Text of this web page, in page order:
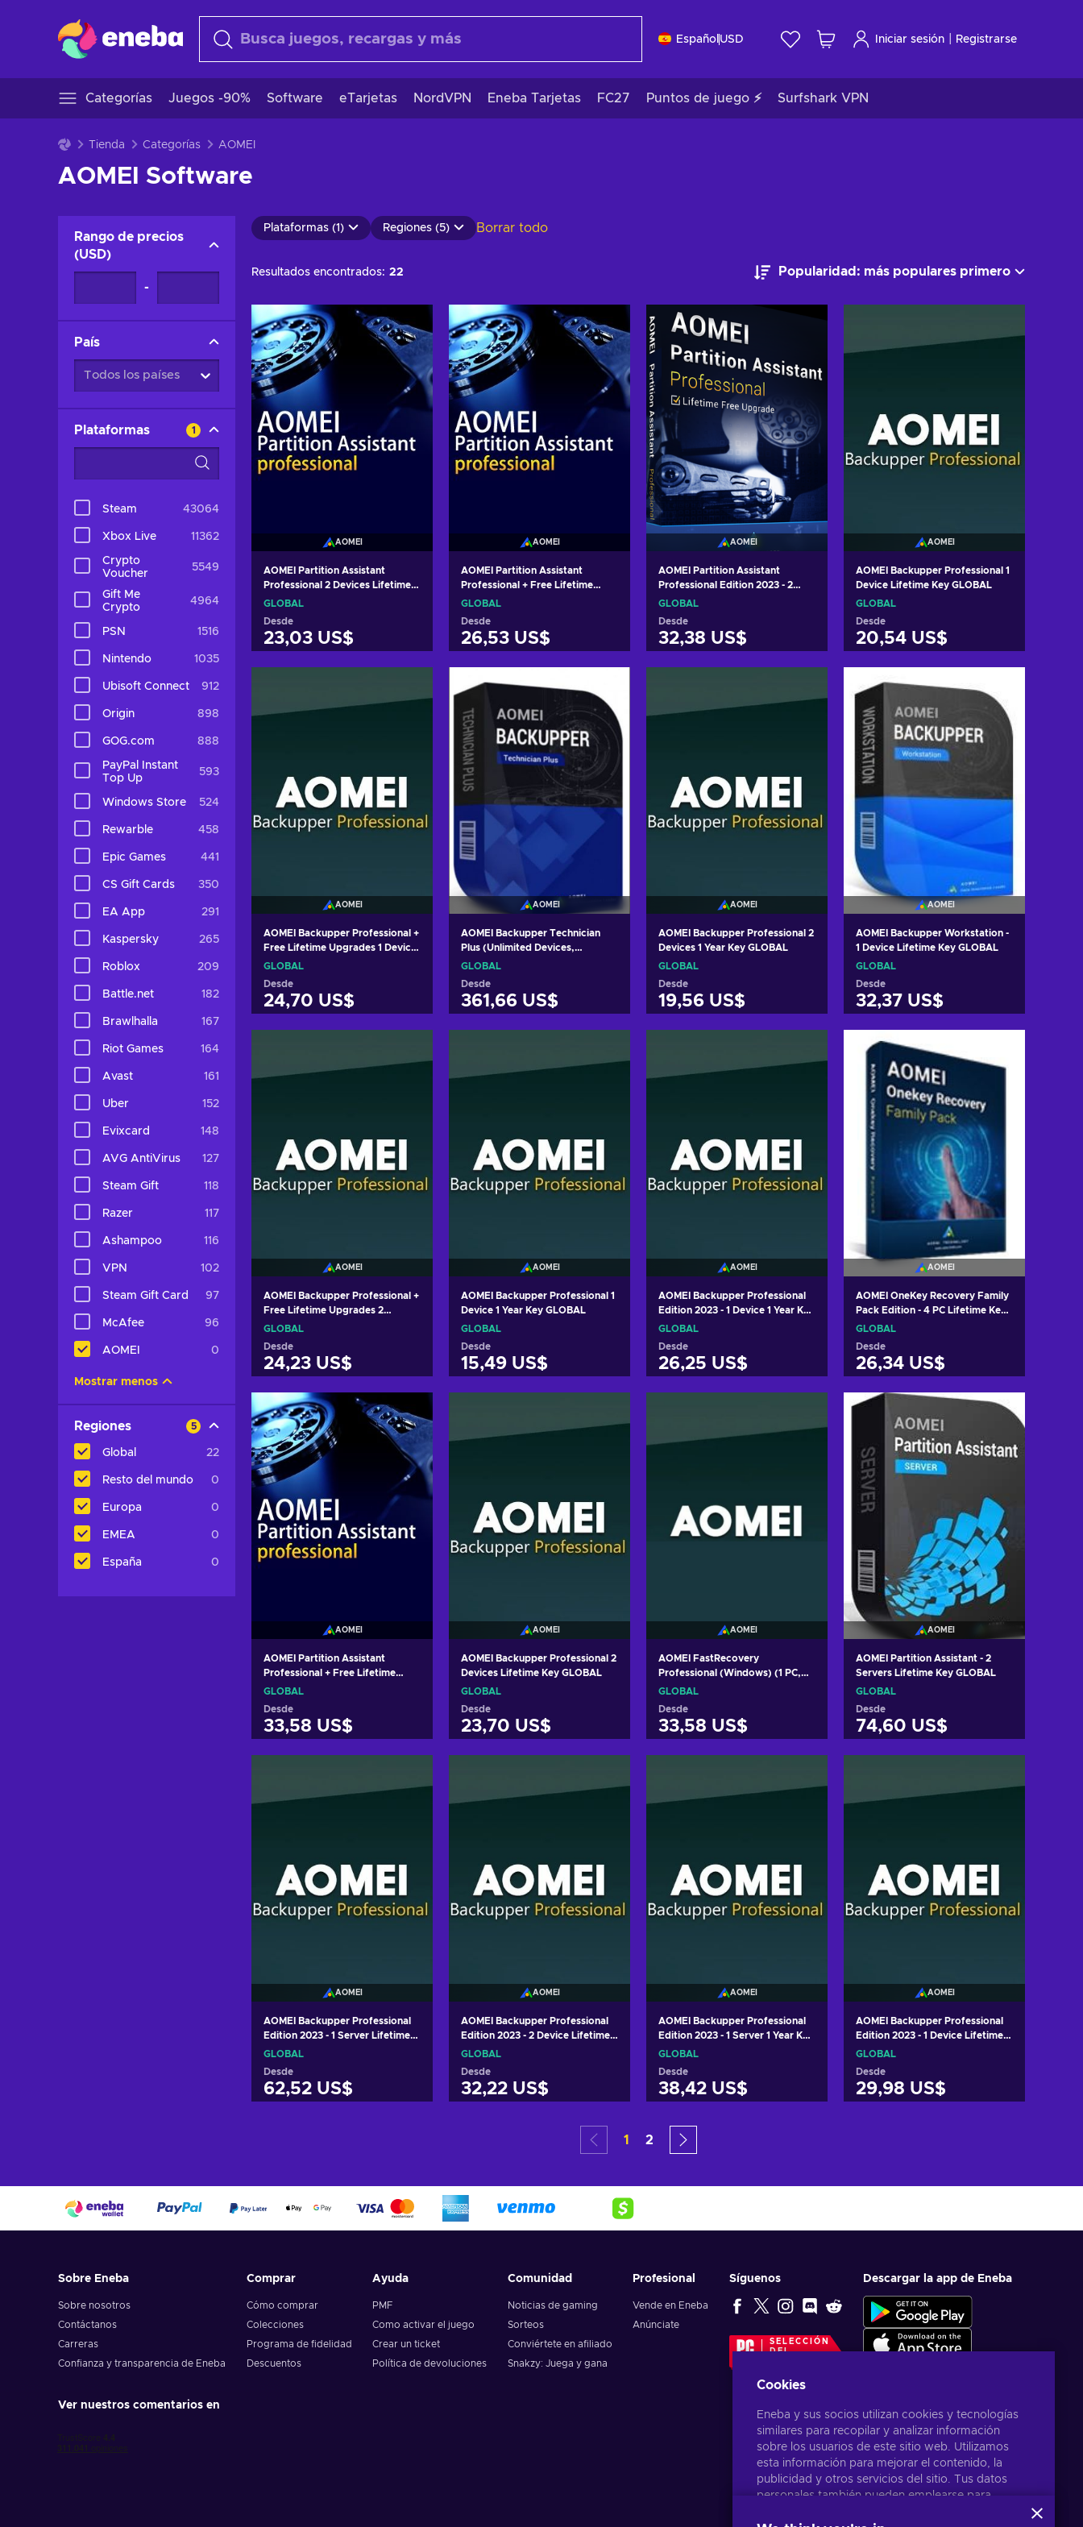
Español USD Iniciar sesión Registrarse
Categorías Juegos -90% Software eTarjetas NordVPN Eneba Tarjetas FC27 Puntos de juego ⚡ Surfshark VPN
Tienda Categorías AOMEI
AOMEI Software
Rango de precios
(USD)
-
País
Todos los países
Plataformas 1
Steam 43064
Xbox Live 11362
Crypto
Voucher
5549
Gift Me
Crypto
4964
PSN 1516
Nintendo 1035
Ubisoft Connect 912
Origin 898
GOG.com 888
PayPal Instant
Top Up
593
Windows Store 524
Rewarble 458
Epic Games 441
CS Gift Cards 350
EA App 291
Kaspersky 265
Roblox 209
Battle.net 182
Brawlhalla 167
Riot Games 164
Avast 161
Uber 152
Evixcard 148
AVG AntiVirus 127
Steam Gift 118
Razer 117
Ashampoo 116
VPN 102
Steam Gift Card 97
McAfee 96
AOMEI 0
Mostrar menos
Regiones 5
Global 22
Resto del mundo 0
Europa 0
EMEA 0
España 0
Plataformas (1) Regiones (5) Borrar todo
Resultados encontrados: 22 Popularidad: más populares primero
AOMEI
AOMEI Partition Assistant
Professional 2 Devices Lifetime
Key GLOBAL
GLOBAL
Desde
23,03 US$
Ver ofertas
AOMEI
AOMEI Partition Assistant
Professional + Free Lifetime
Upgrades 2 Devices Lifetime Key
GLOBAL
Desde
26,53 US$
Ver ofertas
AOMEI
AOMEI Partition Assistant
Professional Edition 2023 - 2
Devices Lifetime Key GLOBAL
GLOBAL
Desde
32,38 US$
Ver ofertas
AOMEI
AOMEI Backupper Professional 1
Device Lifetime Key GLOBAL
GLOBAL
Desde
20,54 US$
AOMEI
AOMEI Backupper Professional +
Free Lifetime Upgrades 1 Device
Lifetime Key GLOBAL
GLOBAL
Desde
24,70 US$
Ver ofertas
AOMEI
AOMEI Backupper Technician
Plus (Unlimited Devices,
Unlimted Server) Lifetime Key
GLOBAL
Desde
361,66 US$
Ver ofertas
AOMEI
AOMEI Backupper Professional 2
Devices 1 Year Key GLOBAL
GLOBAL
Desde
19,56 US$
Ver ofertas
AOMEI
AOMEI Backupper Workstation -
1 Device Lifetime Key GLOBAL
GLOBAL
Desde
32,37 US$
Ver ofertas
AOMEI
AOMEI Backupper Professional +
Free Lifetime Upgrades 2
Devices Lifetime Key GLOBAL
GLOBAL
Desde
24,23 US$
Añadir al carrito
Ver ofertas
AOMEI
AOMEI Backupper Professional 1
Device 1 Year Key GLOBAL
GLOBAL
Desde
15,49 US$
Ver ofertas
AOMEI
AOMEI Backupper Professional
Edition 2023 - 1 Device 1 Year Key
GLOBAL
GLOBAL
Desde
26,25 US$
AOMEI
AOMEI OneKey Recovery Family
Pack Edition - 4 PC Lifetime Key
GLOBAL
GLOBAL
Desde
26,34 US$
Añadir al carrito
Ver ofertas
AOMEI
AOMEI Partition Assistant
Professional + Free Lifetime
Upgrades 1 Device Lifetime Key
GLOBAL
Desde
33,58 US$
Ver ofertas
AOMEI
AOMEI Backupper Professional 2
Devices Lifetime Key GLOBAL
GLOBAL
Desde
23,70 US$
Ver ofertas
AOMEI
AOMEI FastRecovery
Professional (Windows) (1 PC,
Lifetime) Key GLOBAL
GLOBAL
Desde
33,58 US$
Ver ofertas
AOMEI
AOMEI Partition Assistant - 2
Servers Lifetime Key GLOBAL
GLOBAL
Desde
74,60 US$
Ver ofertas
AOMEI
AOMEI Backupper Professional
Edition 2023 - 1 Server Lifetime
Key GLOBAL
GLOBAL
Desde
62,52 US$
AOMEI
AOMEI Backupper Professional
Edition 2023 - 2 Device Lifetime
Key GLOBAL
GLOBAL
Desde
32,22 US$
Añadir al carrito
AOMEI
AOMEI Backupper Professional
Edition 2023 - 1 Server 1 Year Key
GLOBAL
GLOBAL
Desde
38,42 US$
Añadir al carrito
AOMEI
AOMEI Backupper Professional
Edition 2023 - 1 Device Lifetime
Key GLOBAL
GLOBAL
Desde
29,98 US$
1 2
Sobre Eneba
Sobre nosotros
Contáctanos
Carreras
Confianza y transparencia de Eneba
Comprar
Cómo comprar
Colecciones
Programa de fidelidad
Descuentos
Ayuda
PMF
Como activar el juego
Crear un ticket
Política de devoluciones
Comunidad
Noticias de gaming
Sorteos
Conviértete en afiliado
Snakzy: Juega y gana
Profesional
Vende en Eneba
Anúnciate
Síguenos
SELECCIÓN
DEL
Descargar la app de Eneba
Ver nuestros comentarios en
Cookies
Eneba y sus socios utilizan cookies y tecnologías
similares para recopilar y analizar información
sobre los usuarios de este sitio web. Utilizamos
esta información para mejorar el contenido, la
publicidad y otros servicios del sitio. Tus datos
personales también pueden emplearse para